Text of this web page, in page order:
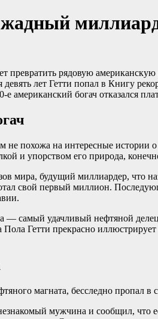
превратить рядовую
лет Гетти попал в Книгу
е американский богач отказался
не похожа на интересные
и упорством его природа,
мира, будущий миллиардер, что
свой первый миллион.
самый удачливый нефтяной делец
Пола Гетти прекрасно
магната, бесследно пропал в
мужчина и сообщил, что